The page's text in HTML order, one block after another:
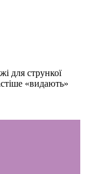
для стрункої
«видають»